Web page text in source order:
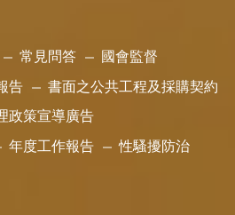
常見問答 國會監督
告 書面之公共工程及採購契約
政策宣導廣告
年度工作報告 性騷擾防治